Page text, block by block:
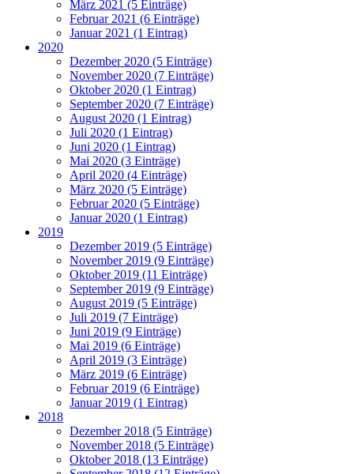
März 2021 (5 Einträge)
Februar 2021 (6 Einträge)
Januar 2021 (1 Eintrag)
2020
Dezember 2020 (5 Einträge)
November 2020 (7 Einträge)
Oktober 2020 (1 Eintrag)
September 2020 (7 Einträge)
August 2020 (1 Eintrag)
Juli 2020 (1 Eintrag)
Juni 2020 (1 Eintrag)
Mai 2020 (3 Einträge)
April 2020 (4 Einträge)
März 2020 (5 Einträge)
Februar 2020 (5 Einträge)
Januar 2020 (1 Eintrag)
2019
Dezember 2019 (5 Einträge)
November 2019 (9 Einträge)
Oktober 2019 (11 Einträge)
September 2019 (9 Einträge)
August 2019 (5 Einträge)
Juli 2019 (7 Einträge)
Juni 2019 (9 Einträge)
Mai 2019 (6 Einträge)
April 2019 (3 Einträge)
März 2019 (6 Einträge)
Februar 2019 (6 Einträge)
Januar 2019 (1 Eintrag)
2018
Dezember 2018 (5 Einträge)
November 2018 (5 Einträge)
Oktober 2018 (13 Einträge)